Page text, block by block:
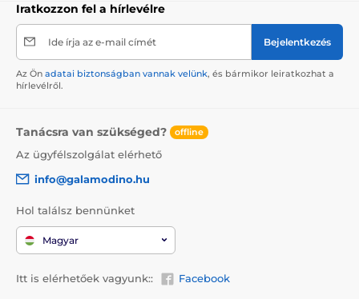
Iratkozzon fel a hírlevélre
Ide írja az e-mail címét Bejelentkezés
Az Ön adatai biztonságban vannak velünk, és bármikor leiratkozhat a
hírlevélről.
Tanácsra van szükséged? offline
Az ügyfélszolgálat elérhető
info@galamodino.hu
Hol találsz bennünket
Magyar
Itt is elérhetőek vagyunk:: Facebook